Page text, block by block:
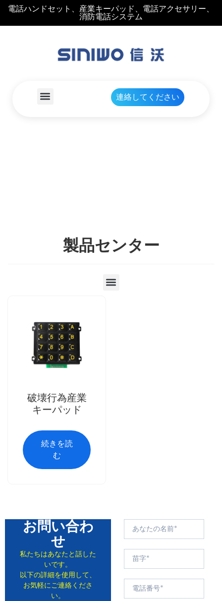
電話ハンドセット、産業キーパッド、電話アクセサリー、
消防電話システム
連絡してください
製品センター
破壊行為産業
キーパッド
続きを読
む
お問い合わ
せ
私たちはあなたと話した
いです。
以下の詳細を使用して、
お気軽にご連絡くださ
い。